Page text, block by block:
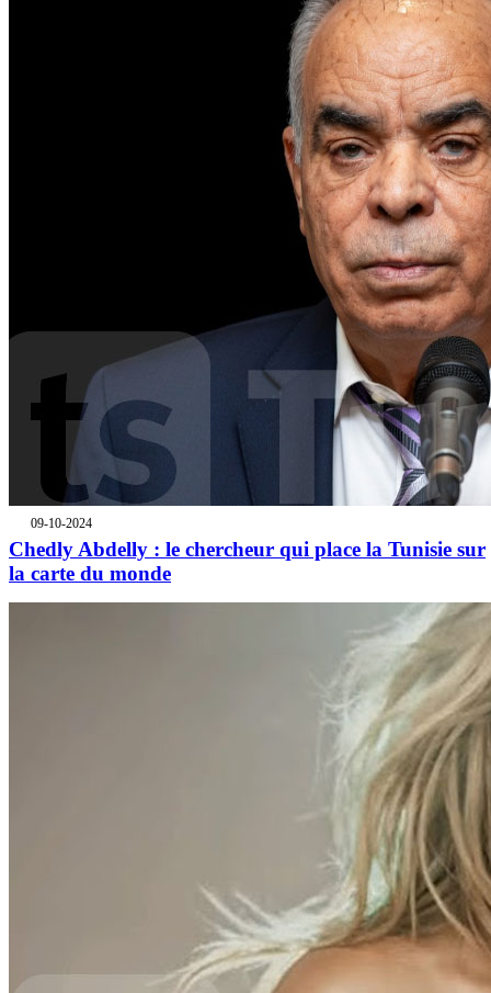
09-10-2024
Chedly Abdelly : le chercheur qui place la Tunisie sur
la carte du monde